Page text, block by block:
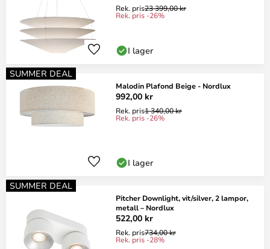
Rek. pris23 399,00 kr
Rek. pris -26%
I lager
SUMMER DEAL
Malodin Plafond Beige - Nordlux
992,00 kr
Rek. pris1 340,00 kr
Rek. pris -26%
I lager
SUMMER DEAL
Pitcher Downlight, vit/silver, 2 lampor,
metall – Nordlux
522,00 kr
Rek. pris734,00 kr
Rek. pris -28%